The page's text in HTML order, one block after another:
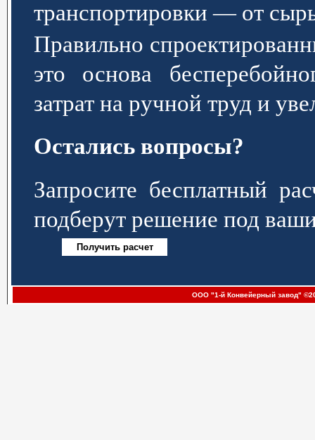
транспортировки — от
Правильно
это основа
затрат на ручной труд и
Остались вопросы?
Запросите бесплатный
подберут решение под
ООО "1-й Конвейерный завод"